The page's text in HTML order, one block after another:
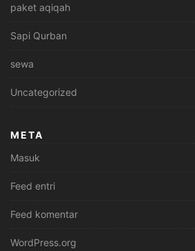
paket aqiqah
Sapi Qurban
sewa
Uncategorized
META
Masuk
Feed entri
Feed komentar
WordPress.org